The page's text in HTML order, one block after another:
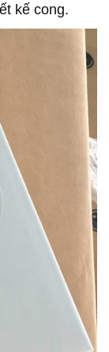
kế cong.